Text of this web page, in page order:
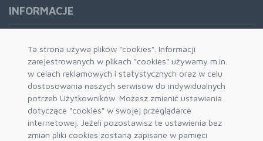
Ta strona używa plików "cookies". Informacji
zarejestrowanych w plikach "cookies" używamy m.in.
w celach reklamowych i statystycznych oraz w celu
dostosowania naszych serwisów do indywidualnych
potrzeb Użytkowników. Możesz zmienić ustawienia
dotyczące "cookies" w swojej przeglądarce
internetowej. Jeżeli pozostawisz te ustawienia bez
zmian pliki cookies zostaną zapisane w pamięci
INFORMACJE
Formy płatności
Dostawa i wysyłka
Zwrot i wymiana
System rabatowy
Kody rabatowe
Blog